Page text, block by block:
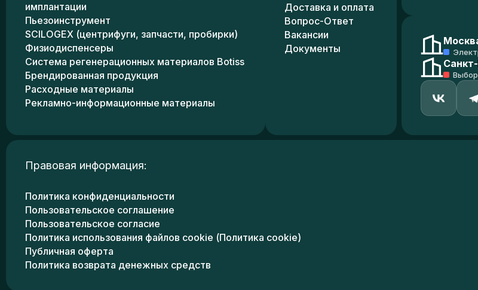
имплантации
Пьезоинструмент
SCILOGEX (центрифуги, запчасти, пробирки)
Физиодиспенсеры
Система регенерационных материалов Botiss
Брендированная продукция
Расходные материалы
Рекламно-информационные материалы
Доставка и оплата
Вопрос-Ответ
Вакансии
Документы
Правовая информация:
Политика конфиденциальности
Пользовательское соглашение
Пользовательское согласие
Политика использования файлов cookie (Политика cookie)
Публичная оферта
Политика возврата денежных средств